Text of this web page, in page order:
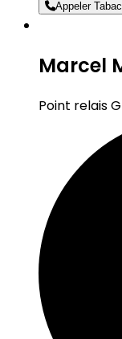
Appeler
Marcel
Point relais